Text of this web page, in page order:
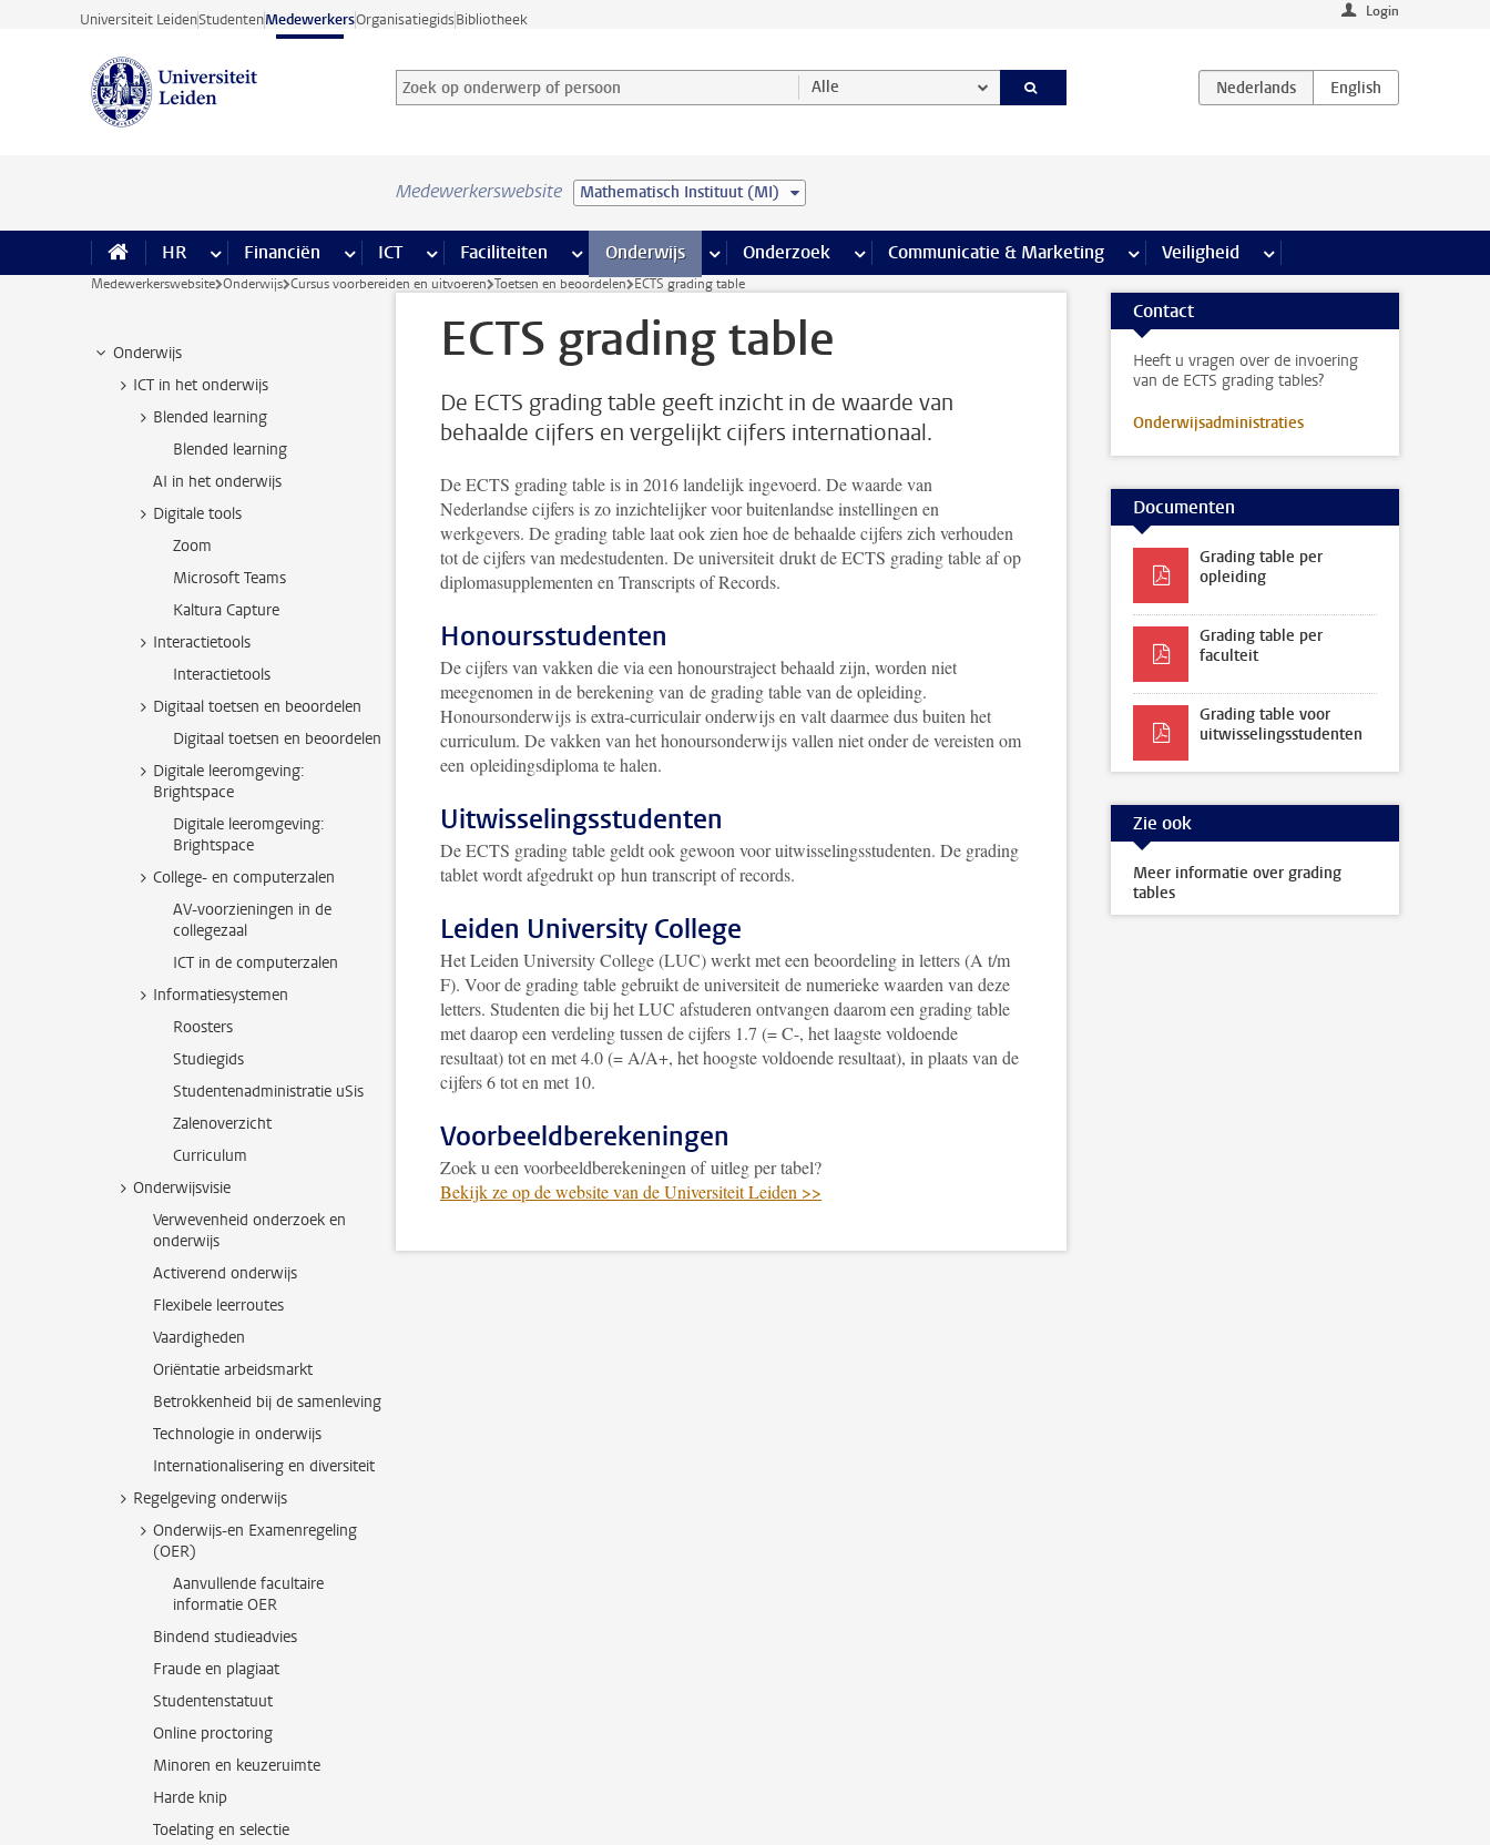
Ga direct naar de inhoud
Universiteit LeidenStudentenMedewerkersOrganisatiegidsBibliotheek Login
Zoek op onderwerp of persoon en selecteer categorie
Zoekterm Alle
Medewerkerswebsite Mathematisch Instituut (MI)
HR meer HR pagina’s
Financiën meer Financiën pagina’s
ICT meer ICT pagina’s
Faciliteiten meer Faciliteiten pagina’s
Onderwijs meer Onderwijs pagina’s
Onderzoek meer Onderzoek pagina’s
Communicatie & Marketing meer Communicatie & Marketing pagina’s
Veiligheid meer Veiligheid pagina’s
Medewerkerswebsite Onderwijs Cursus voorbereiden en uitvoeren Toetsen en beoordelen ECTS grading table
Onderwijs
ICT in het onderwijs
Blended learning
Blended learning
AI in het onderwijs
Digitale tools
Zoom
Microsoft Teams
Kaltura Capture
Interactietools
Interactietools
Digitaal toetsen en beoordelen
Digitaal toetsen en beoordelen
Digitale leeromgeving:
Brightspace
Digitale leeromgeving:
Brightspace
College- en computerzalen
AV-voorzieningen in de
collegezaal
ICT in de computerzalen
Informatiesystemen
Roosters
Studiegids
Studentenadministratie uSis
Zalenoverzicht
Curriculum
Onderwijsvisie
Verwevenheid onderzoek en
onderwijs
Activerend onderwijs
Flexibele leerroutes
Vaardigheden
Oriëntatie arbeidsmarkt
Betrokkenheid bij de samenleving
Technologie in onderwijs
Internationalisering en diversiteit
Regelgeving onderwijs
Onderwijs-en Examenregeling
(OER)
Aanvullende facultaire
informatie OER
Bindend studieadvies
Fraude en plagiaat
Studentenstatuut
Online proctoring
Minoren en keuzeruimte
Harde knip
Toelating en selectie
ECTS grading table
De ECTS grading table geeft inzicht in de waarde van
behaalde cijfers en vergelijkt cijfers internationaal.
De ECTS grading table is in 2016 landelijk ingevoerd. De waarde van
Nederlandse cijfers is zo inzichtelijker voor buitenlandse instellingen en
werkgevers. De grading table laat ook zien hoe de behaalde cijfers zich verhouden
tot de cijfers van medestudenten. De universiteit drukt de ECTS grading table af op
diplomasupplementen en Transcripts of Records.
Honoursstudenten
De cijfers van vakken die via een honourstraject behaald zijn, worden niet
meegenomen in de berekening van de grading table van de opleiding.
Honoursonderwijs is extra-curriculair onderwijs en valt daarmee dus buiten het
curriculum. De vakken van het honoursonderwijs vallen niet onder de vereisten om
een opleidingsdiploma te halen.
Uitwisselingsstudenten
De ECTS grading table geldt ook gewoon voor uitwisselingsstudenten. De grading
tablet wordt afgedrukt op hun transcript of records.
Leiden University College
Het Leiden University College (LUC) werkt met een beoordeling in letters (A t/m
F). Voor de grading table gebruikt de universiteit de numerieke waarden van deze
letters. Studenten die bij het LUC afstuderen ontvangen daarom een grading table
met daarop een verdeling tussen de cijfers 1.7 (= C-, het laagste voldoende
resultaat) tot en met 4.0 (= A/A+, het hoogste voldoende resultaat), in plaats van de
cijfers 6 tot en met 10.
Voorbeeldberekeningen
Zoek u een voorbeeldberekeningen of uitleg per tabel?
Bekijk ze op de website van de Universiteit Leiden >>
Contact
Heeft u vragen over de invoering
van de ECTS grading tables?
Onderwijsadministraties
Documenten
Grading table per
opleiding
Grading table per
faculteit
Grading table voor
uitwisselingsstudenten
Zie ook
Meer informatie over grading
tables